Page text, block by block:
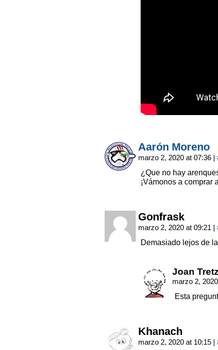
Aarón Moreno
marzo 2, 2020 at 07:36 |
¿Que no hay
¡Vámonos a comprar
Gonfrask
marzo 2, 2020 at 09:21 |
Demasiado lejos de
Joan
marzo 2,
Esta
Khanach
marzo 2, 2020 at 10:15 |